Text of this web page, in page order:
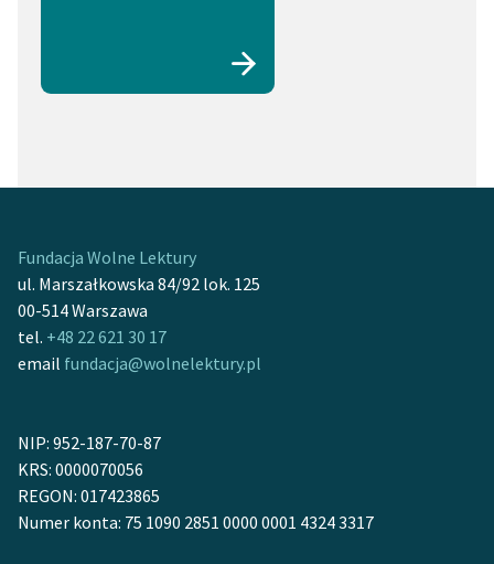
Fundacja Wolne Lektury
ul. Marszałkowska 84/92 lok. 125
00-514 Warszawa
tel. +48 22 621 30 17
email fundacja@wolnelektury.pl
NIP: 952-187-70-87
KRS: 0000070056
REGON: 017423865
Numer konta: 75 1090 2851 0000 0001 4324 3317